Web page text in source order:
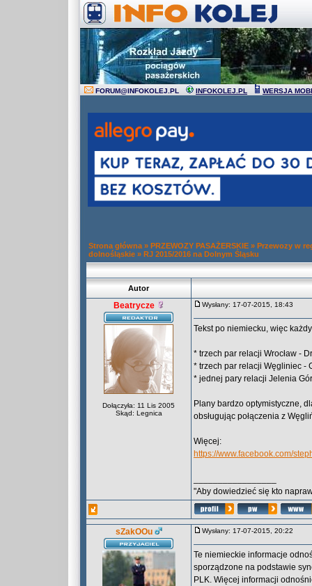
FORUM@INFOKOLEJ.PL INFOKOLEJ.PL WERSJA
Strona główna » PRZEWOZY PASAŻERSKIE » Przewozy w
dolnośląskie » RJ 2015/2016 na Dolnym Śląsku
Autor
Beatrycze
Dołączyła: 11 Lis 2005
Skąd: Legnica
Wysłany: 17-07-2015, 18:43
Tekst po niemiecku, więc
* trzech par relacji Wrocław -
* trzech par relacji Węgliniec -
* jednej pary relacji Jelenia
Plany bardzo optymistyczne,
obsługując połączenia z
Więcej:
https://www.facebook.com/
"Aby dowiedzieć się kto
sZakOOu Wysłany: 17-07-2015, 20:22
Te niemieckie informacje
sporządzone na podstawie
PLK. Więcej informacji